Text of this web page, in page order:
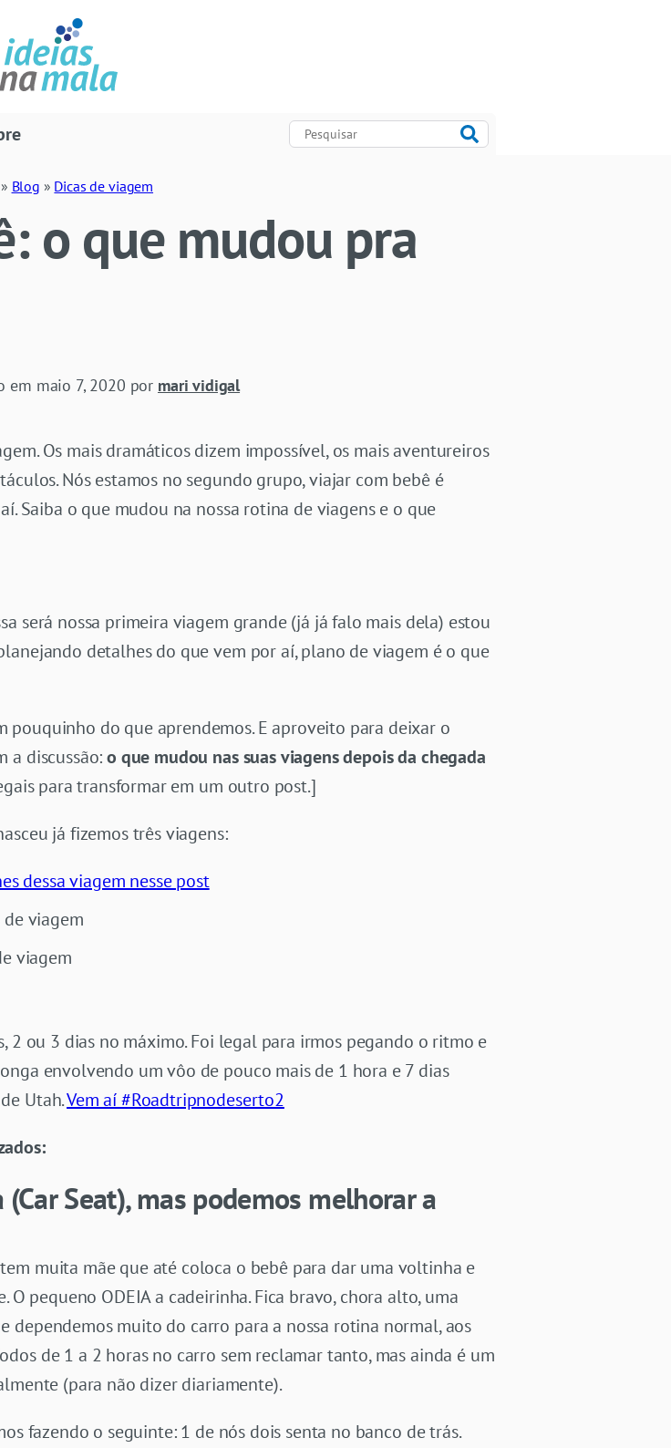
» Blog » Dicas de viagem
o que mudou pra
em maio 7, 2020 por mari vidigal
Os mais dramáticos dizem impossível, os mais aventureiros
Nós estamos no segundo grupo, viajar com bebê é
Saiba o que mudou na nossa rotina de viagens e o que
será nossa primeira viagem grande (já já falo mais dela) estou
detalhes do que vem por aí, plano de viagem é o que
do que aprendemos. E aproveito para deixar o
a discussão:o que mudou nas suas viagens depois da chegada
para transformar em um outro post.]
já fizemos três viagens:
dessa viagem nesse post
viagem
viagem
2 ou 3 dias no máximo. Foi legal para irmos pegando o ritmo e
envolvendo um vôo de pouco mais de 1 hora e 7 dias
Utah.Vem aí #Roadtripnodeserto2
Seat), mas podemos melhorar a
muita mãe que até coloca o bebê para dar uma voltinha e
pequeno ODEIA a cadeirinha. Fica bravo, chora alto, uma
dependemos muito do carro para a nossa rotina normal, aos
de 1 a 2 horas no carro sem reclamar tanto, mas ainda é um
(para não dizer diariamente).
fazendo o seguinte: 1 de nós dois senta no banco de trás.